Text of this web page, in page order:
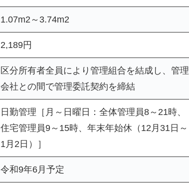
1.07m2～3.74m2
2,189円
区分所有者全員により管理組合を結成し、管理
会社との間で管理委託契約を締結
日勤管理［月～日曜日：全体管理員8～21時、
住宅管理員9～15時、年末年始休（12月31日～
1月2日）］
令和9年6月予定